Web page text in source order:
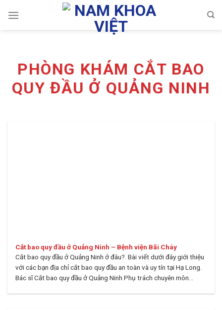
PHÒNG KHÁM CẮT BAO
QUY ĐẦU Ở QUẢNG NINH
Cắt bao quy đầu ở Quảng Ninh – Bệnh viện Bãi Cháy
Cắt bao quy đầu ở Quảng Ninh ở đâu?. Bài viết dưới đây giới thiệu
với các bạn địa chỉ cắt bao quy đầu an toàn và uy tín tại Hạ Long.
Bác sĩ Cắt bao quy đầu ở Quảng Ninh Phụ trách chuyên môn...